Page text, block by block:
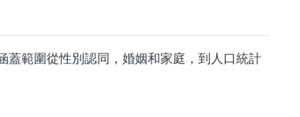
範圍從性別認同，婚姻和家庭，到人口統計